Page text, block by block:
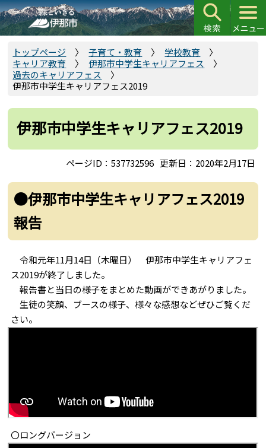
こ
の
ペ
頭
トップページ 子育て・教育
学校教育
キャリア教育
伊那市中学生キャリアフェス
過去のキャリアフェス
伊那市中学生キャリアフェス2019
伊那市中学生キャリアフェス2019
ページID：537732596 更新日：2020年2月17日
●伊那市中学生キャリアフェス2019
報告
令和元年11月14日（木曜日） 伊那市中学生キャリアフェ
ス2019が終了しました。
報告書と当日の様子をまとめた動画ができあがりました。
生徒の笑顔、ブースの様子、様々な感想などぜひご覧くだ
さい。
〇ロングバージョン